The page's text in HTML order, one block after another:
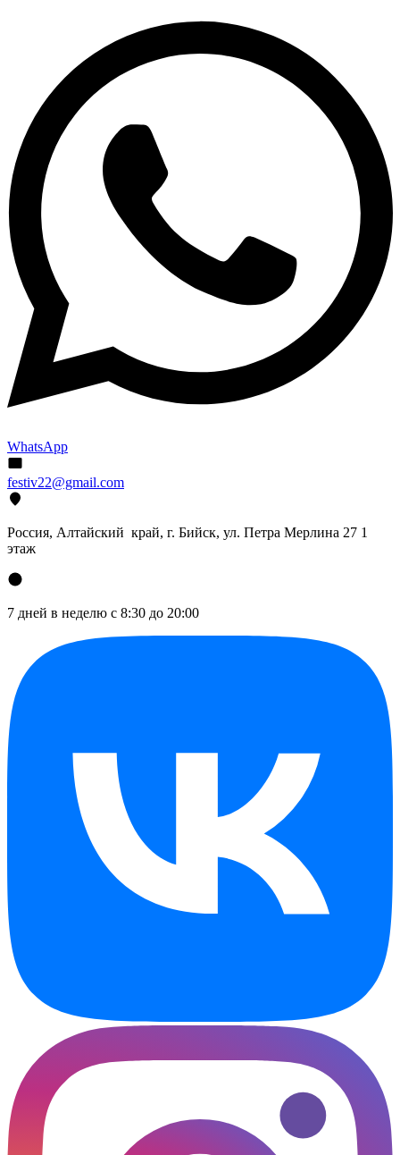
WhatsApp
festiv22@gmail.com
Россия, Алтайский край, г. Бийск, ул. Петра Мерлина 27 1
этаж
7 дней в неделю с 8:30 до 20:00